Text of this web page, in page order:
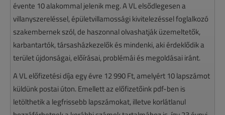
évente 10 alakommal jelenik meg. A VL elsődlegesen a
villanyszereléssel, épületvillamossági kivitelezéssel foglalkozó
szakembernek szól, de haszonnal olvashatják üzemeltetők,
karbantartók, társasházkezelők és mindenki, aki érdeklődik a
terület újdonságai, előírásai, problémái és megoldásai iránt.
A VL előfizetési díja egy évre 12 990 Ft, amelyért 10 lapszámot
küldünk postai úton. Emellett az előfizetőink pdf-ben is
letölthetik a legfrissebb lapszámokat, illetve korlátlanul